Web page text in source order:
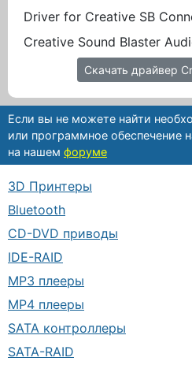
Driver for Creative SB
Creative Sound Blaster
Скачать драйвер
Если вы не можете найти
или программное обеспечение
на нашем форуме
3D Принтеры
Bluetooth
CD-DVD приводы
IDE-RAID
MP3 плееры
MP4 плееры
SATA контроллеры
SATA-RAID